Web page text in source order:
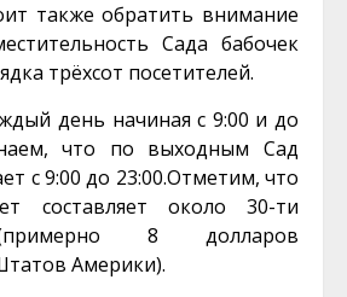
также обратить внимание
Сада бабочек
трёхсот посетителей.
день начиная с 9:00 и до
что по выходным Сад
с 9:00 до 23:00.Отметим, что
составляет около 30-ти
8 долларов
Америки).